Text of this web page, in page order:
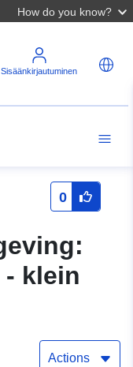
How do you know?
Sisäänkirjautuminen
0
- klein
Actions